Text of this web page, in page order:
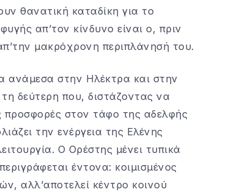
θανατική καταδίκη για το
απ’τον κίνδυνο είναι ο, πριν
μακρόχρονη περιπλάνησή του.
ανάμεσα στην Ηλέκτρα και στην
δεύτερη που, διστάζοντας να
προσφορές στον τάφο της αδελφής
την ενέργεια της Ελένης
Ο Ορέστης μένει τυπικά
έντονα: κοιμισμένος
αλλ’αποτελεί κέντρο κοινού